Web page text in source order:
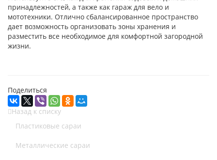
принадлежностей, а также как гараж для вело и
мототехники. Отлично сбалансированное пространство
дает возможность организовать зоны хранения и
разместить все необходимое для комфортной загородной
жизни.
Поделиться
Назад к списку
Пластиковые сараи
Металлические сараи